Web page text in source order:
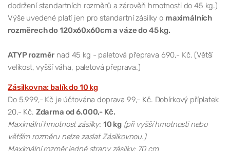
dodržení standartních rozměrů a zárověň hmotnosti do 45 kg.)
Výše uvedené platí jen pro standartní zásilky o maximálních
rozměrech do 120x60x60cm a váze do 45 kg.
ATYP rozměr nad 45 kg - paletová přeprava 690,- Kč. (Větší
velikost, vyšší váha, paletová přeprava.)
Zásilkovna: balík do 10 kg
Do 5.999,- Kč je účtována doprava 99,- Kč. Dobírkový příplatek
20,- Kč. Zdarma od 6.000,- Kč.
Maximální hmotnost zásilky: 10 kg (při vyšší hmotnosti nebo
větším rozměru nelze zaslat Zásilkovnou.)
Maximální rozměr jedné strany zásilky: 70 cm